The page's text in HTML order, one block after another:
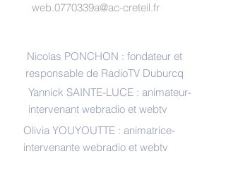
web.0770339a@ac-creteil.fr
Nicolas PONCHON : fondateur et
responsable de RadioTV Duburcq
Yannick SAINTE-LUCE : animateur-
intervenant webradio et webtv
Olivia YOUYOUTTE : animatrice-
intervenante webradio et webtv